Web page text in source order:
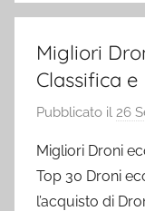
Migliori
Classifica e
Pubblicato il 26
Migliori Droni
Top 30 Droni
l’acquisto di